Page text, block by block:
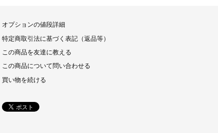
オプションの値段詳細
特定商取引法に基づく表記（返品等）
この商品を友達に教える
この商品について問い合わせる
買い物を続ける